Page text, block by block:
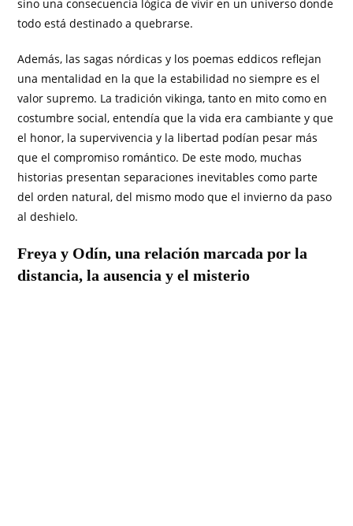
sino una consecuencia lógica de vivir en un universo donde
todo está destinado a quebrarse.
Además, las sagas nórdicas y los poemas eddicos reflejan
una mentalidad en la que la estabilidad no siempre es el
valor supremo. La tradición vikinga, tanto en mito como en
costumbre social, entendía que la vida era cambiante y que
el honor, la supervivencia y la libertad podían pesar más
que el compromiso romántico. De este modo, muchas
historias presentan separaciones inevitables como parte
del orden natural, del mismo modo que el invierno da paso
al deshielo.
Freya y Odín, una relación marcada por la
distancia, la ausencia y el misterio